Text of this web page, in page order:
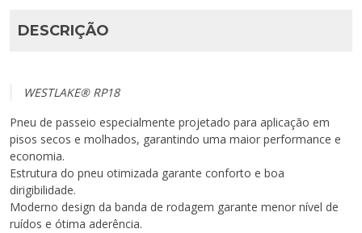
DESCRIÇÃO
WESTLAKE® RP18
Pneu de passeio especialmente projetado para aplicação em
pisos secos e molhados, garantindo uma maior performance e
economia.
Estrutura do pneu otimizada garante conforto e boa
dirigibilidade.
Moderno design da banda de rodagem garante menor nível de
ruídos e ótima aderência.